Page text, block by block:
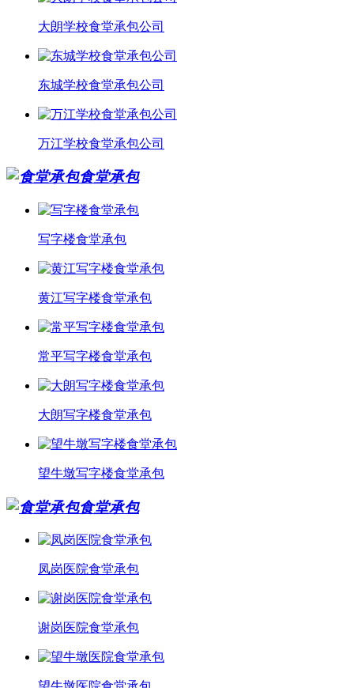
大朗学校食堂承包公司
东城学校食堂承包公司
万江学校食堂承包公司
食堂承包
写字楼食堂承包
黄江写字楼食堂承包
常平写字楼食堂承包
大朗写字楼食堂承包
望牛墩写字楼食堂承包
食堂承包
凤岗医院食堂承包
谢岗医院食堂承包